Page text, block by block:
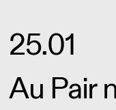
25.01
Au Pair